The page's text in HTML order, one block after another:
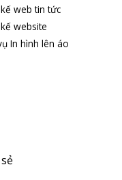
web tin tức
website
In hình lên áo